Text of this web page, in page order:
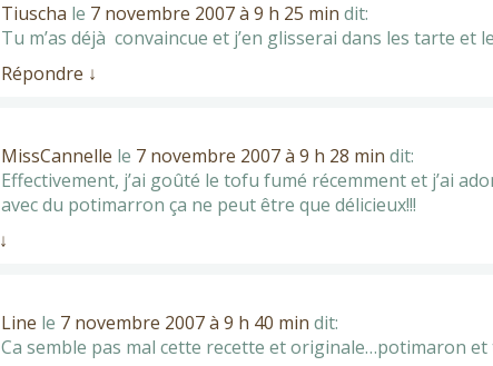
Tiuscha le 7 novembre 2007 à 9 h 25 min dit:
Tu m’as déjà convaincue et j’en glisserai dans les tarte et
Répondre ↓
MissCannelle le 7 novembre 2007 à 9 h 28 min dit:
Effectivement, j’ai goûté le tofu fumé récemment et j’ai
avec du potimarron ça ne peut être que délicieux!!!
↓
Line le 7 novembre 2007 à 9 h 40 min dit:
Ca semble pas mal cette recette et originale…potimaron